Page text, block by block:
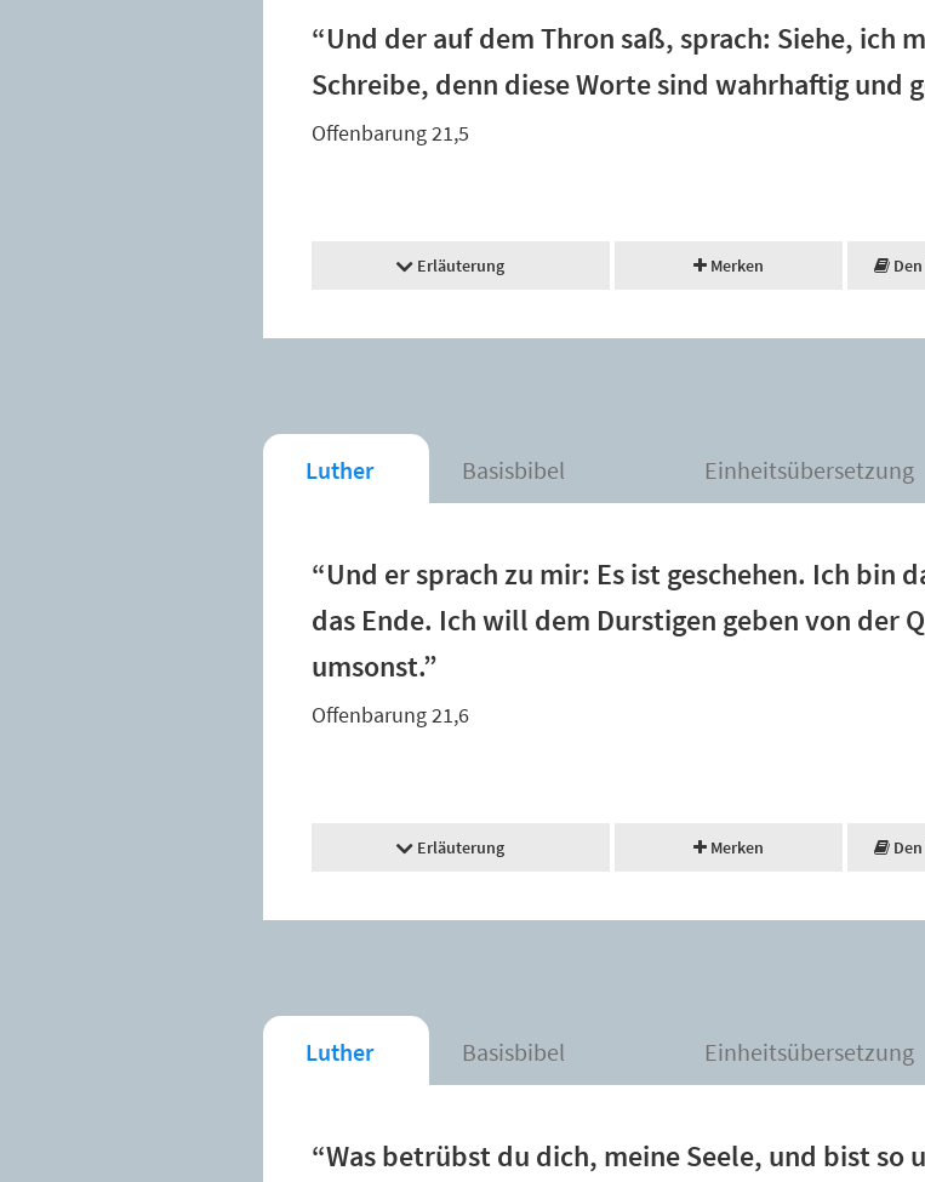
“Und der auf dem Thron saß, sprach: Siehe, ich
Schreibe, denn diese Worte sind wahrhaftig und
Offenbarung 21,5
Erläuterung Merken
Luther Basisbibel Einheitsübersetzung
“Und er sprach zu mir: Es ist geschehen. Ich bin
das Ende. Ich will dem Durstigen geben von der
umsonst.”
Offenbarung 21,6
Erläuterung Merken
Luther Basisbibel Einheitsübersetzung
“Was betrübst du dich, meine Seele, und bist so